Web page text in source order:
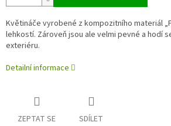
Květináče vyrobené z kompozitního materiál
lehkostí. Zároveň jsou ale velmi pevné a hodí
exteriéru.
Detailní informace
ZEPTAT SE SDÍLET